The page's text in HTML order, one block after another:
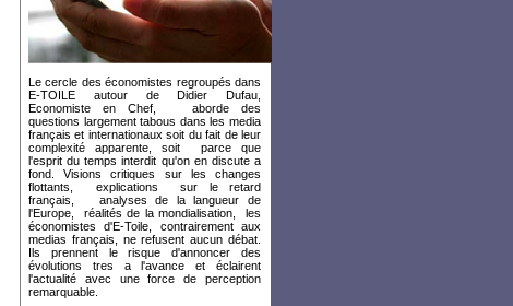
Le cercle des économistes regroupés dans
E-TOILE autour de Didier Dufau,
Economiste en Chef, aborde des
questions largement tabous dans les media
français et internationaux soit du fait de leur
complexité apparente, soit parce que
l'esprit du temps interdit qu'on en discute a
fond. Visions critiques sur les changes
flottants, explications sur le retard
français, analyses de la langueur de
l'Europe, réalités de la mondialisation, les
économistes d'E-Toile, contrairement aux
medias français, ne refusent aucun débat.
Ils prennent le risque d'annoncer des
évolutions tres a l'avance et éclairent
l'actualité avec une force de perception
remarquable.